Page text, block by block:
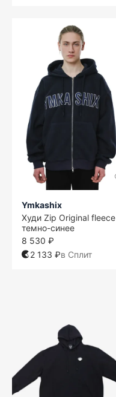
Ymkashix
Худи Zip Original fleece
темно-синее
8 530 ₽
2 133 ₽в Сплит